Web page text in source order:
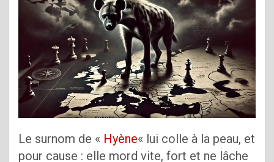
Le surnom de « Hyène« lui colle à la peau, et
pour cause : elle mord vite, fort et ne lâche